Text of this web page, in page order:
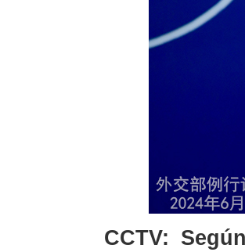
CCTV: